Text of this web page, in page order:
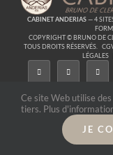
CABINET ANDERIAS— 4
COPYRIGHT © BRUNO DE
TOUS DROITS RÉSERVÉS.
LÉGALES
Ce site Web utilise
tiers. Plus
JE